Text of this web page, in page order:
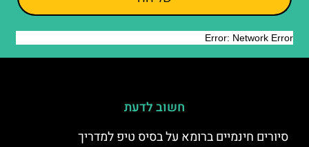
חשוב לדעת
סיורים חינמיים ברומא על בסיס טיפ למדריך